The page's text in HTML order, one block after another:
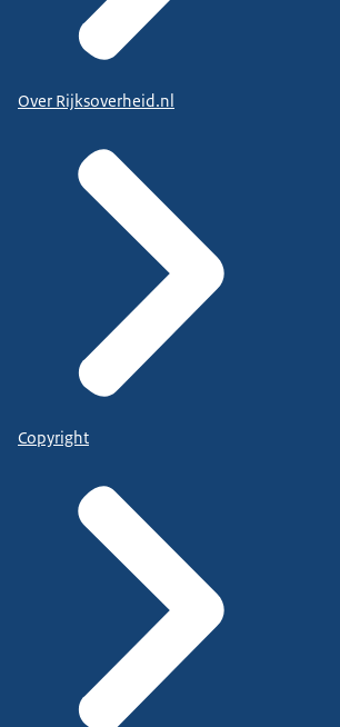
Over Rijksoverheid.nl
Copyright